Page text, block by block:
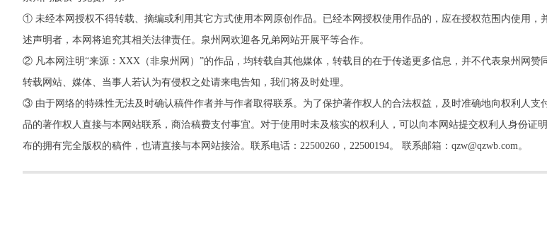
① 未经本网授权不得转载、摘编或利用其它方式使用本网原创作品。已经本网授权使用作品的，应在授权范围内使用，
述声明者，本网将追究其相关法律责任。泉州网欢迎各兄弟网站开展平等合作。
② 凡本网注明“来源：XXX（非泉州网）”的作品，均转载自其他媒体，转载目的在于传递更多信息，并不代表泉州网赞
转载网站、媒体、当事人若认为有侵权之处请来电告知，我们将及时处理。
③ 由于网络的特殊性无法及时确认稿件作者并与作者取得联系。为了保护著作权人的合法权益，及时准确地向权利人支
品的著作权人直接与本网站联系，商洽稿费支付事宜。对于使用时未及核实的权利人，可以向本网站提交权利人身份证
布的拥有完全版权的稿件，也请直接与本网站接洽。联系电话：22500260，22500194。 联系邮箱：qzw@qzwb.com。